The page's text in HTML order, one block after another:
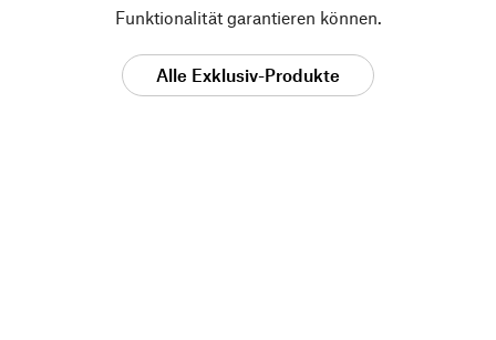
Funktionalität garantieren können.
Alle Exklusiv-Produkte